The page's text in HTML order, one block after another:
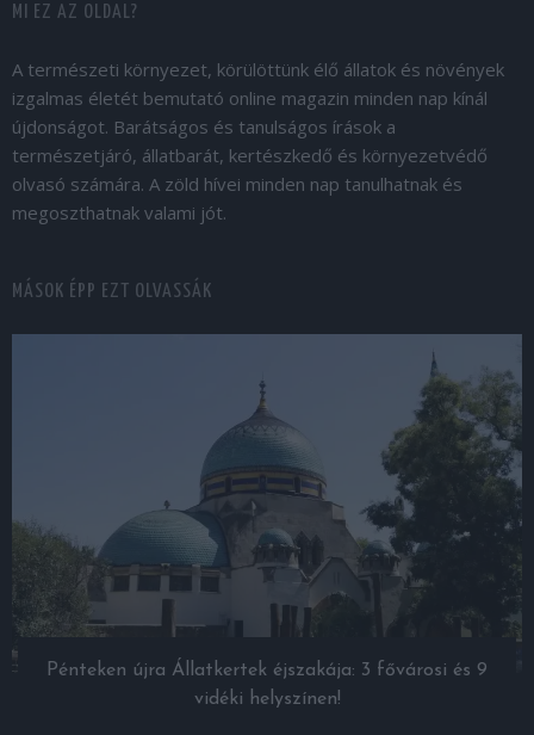
MI EZ AZ OLDAL?
A természeti környezet, körülöttünk élő állatok és növények
izgalmas életét bemutató online magazin minden nap kínál
újdonságot. Barátságos és tanulságos írások a
természetjáró, állatbarát, kertészkedő és környezetvédő
olvasó számára. A zöld hívei minden nap tanulhatnak és
megoszthatnak valami jót.
MÁSOK ÉPP EZT OLVASSÁK
Pénteken újra Állatkertek éjszakája: 3 fővárosi és 9
vidéki helyszínen!